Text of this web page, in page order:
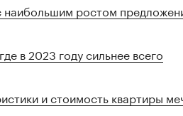
наибольшим ростом
в 2023 году сильнее всего
и стоимость квартиры